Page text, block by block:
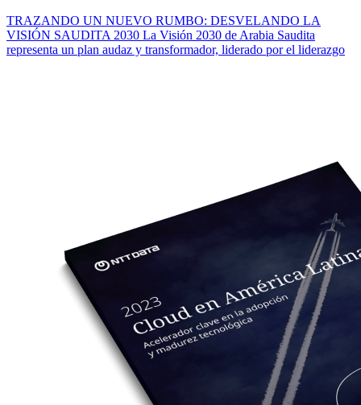
TRAZANDO UN NUEVO RUMBO: DESVELANDO LA
VISIÓN SAUDITA 2030 La Visión 2030 de Arabia Saudita
representa un plan audaz y transformador, liderado por el liderazgo